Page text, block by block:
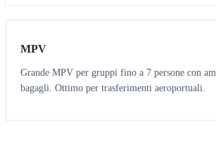
7 7
MPV
Grande MPV per gruppi fino a 7 persone con
bagagli. Ottimo per trasferimenti aeroportuali.